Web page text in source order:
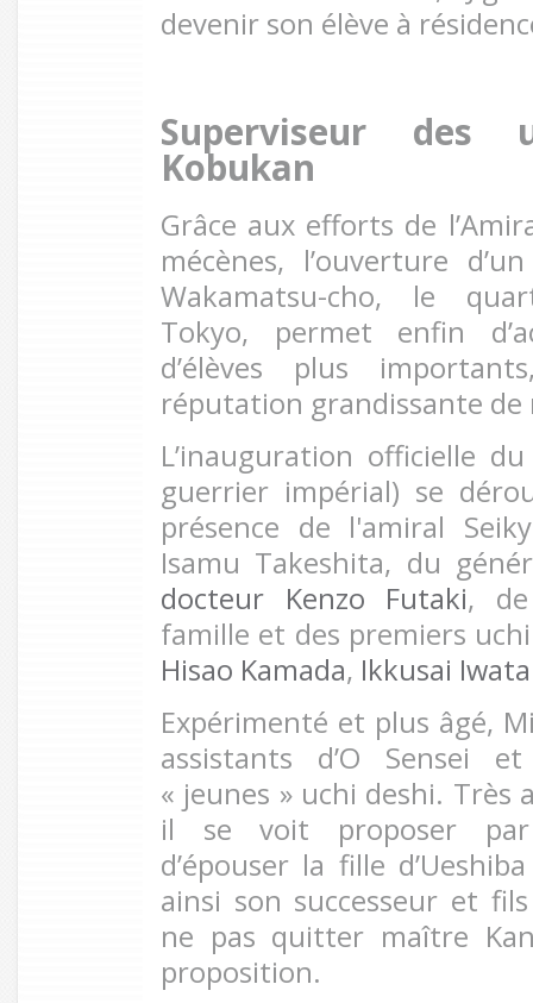
devenir son élève à
Superviseur des
Kobukan
Grâce aux efforts de
mécènes, l’ouverture
Wakamatsu-cho, le
Tokyo, permet enfin
d’élèves plus
réputation grandissante de
L’inauguration officielle
guerrier impérial) se
présence de l'amiral
Isamu Takeshita, du
docteur Kenzo Futaki,
famille et des premiers
Hisao Kamada, Ikkusai Iwata
Expérimenté et plus âgé,
assistants d’O Sensei
« jeunes » uchi deshi. Très
il se voit proposer par
d’épouser la fille
ainsi son successeur et
ne pas quitter maître
proposition.